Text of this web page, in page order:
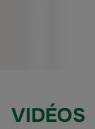
VIDÉOS